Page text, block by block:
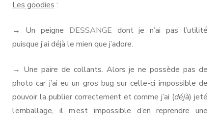
Les goodies :
→ Un peigne DESSANGE dont je n’ai pas l’utilité
puisque j’ai déjà le mien que j’adore.
→ Une paire de collants. Alors je ne possède pas de
photo car j’ai eu un gros bug sur celle-ci impossible de
pouvoir la publier correctement et comme j’ai (déjà) jeté
l’emballage, il m’est impossible d’en reprendre une